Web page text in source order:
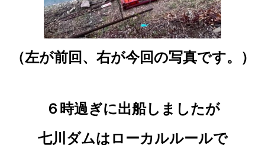
（左が前回、右が今回の写真です。）
６時過ぎに出船しましたが
七川ダムはローカルルールで